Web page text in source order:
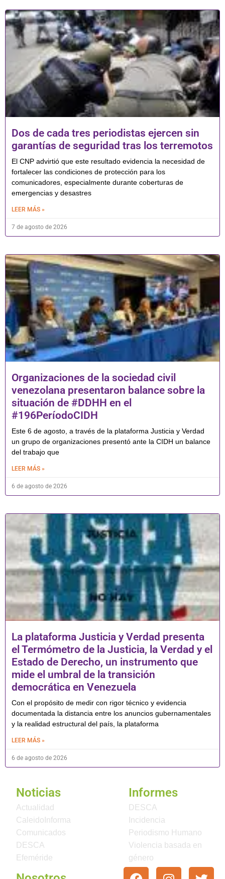
Dos de cada tres periodistas ejercen sin
garantías de seguridad tras los terremotos
El CNP advirtió que este resultado evidencia la necesidad de
fortalecer las condiciones de protección para los
comunicadores, especialmente durante coberturas de
emergencias y desastres
LEER MÁS »
7 de agosto de 2026
Organizaciones de la sociedad civil
venezolana presentaron balance sobre la
situación de #DDHH en el
#196PeríodoCIDH
Este 6 de agosto, a través de la plataforma Justicia y Verdad
un grupo de organizaciones presentó ante la CIDH un balance
del trabajo que
LEER MÁS »
6 de agosto de 2026
La plataforma Justicia y Verdad presenta
el Termómetro de la Justicia, la Verdad y el
Estado de Derecho, un instrumento que
mide el umbral de la transición
democrática en Venezuela
Con el propósito de medir con rigor técnico y evidencia
documentada la distancia entre los anuncios gubernamentales
y la realidad estructural del país, la plataforma
LEER MÁS »
6 de agosto de 2026
Noticias
Actualidad
CaleidoInforma
Comunicados
DESCA
Efeméride
Informes
DESCA
Incidencia
Periodismo Humano
Violencia basada en
género